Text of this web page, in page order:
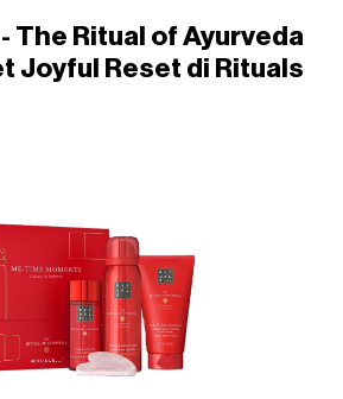
The Ritual of Ayurveda
Joyful Reset di Rituals